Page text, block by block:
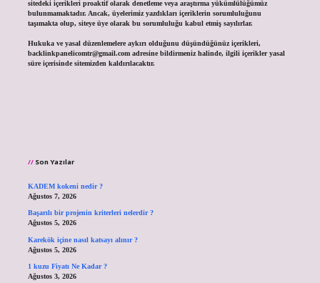
sitedeki içerikleri proaktif olarak denetleme veya araştırma yükümlülüğümüz
bulunmamaktadır. Ancak, üyelerimiz yazdıkları içeriklerin sorumluluğunu
taşımakta olup, siteye üye olarak bu sorumluluğu kabul etmiş sayılırlar.
Hukuka ve yasal düzenlemelere aykırı olduğunu düşündüğünüz içerikleri,
backlinkpanelicomtr@gmail.comadresine bildirmeniz halinde, ilgili içerikler yasal
süre içerisinde sitemizden kaldırılacaktır.
Son Yazılar
KADEM kokeni nedir ?
Ağustos 7, 2026
Başarılı bir projenin kriterleri nelerdir ?
Ağustos 5, 2026
Karekök içine nasıl katsayı alınır ?
Ağustos 5, 2026
1 kuzu Fiyatı Ne Kadar ?
Ağustos 3, 2026